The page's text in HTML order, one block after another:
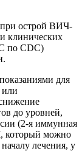
острой ВИЧ-
клинических
по CDC)
для
или
до уровней,
(2-я иммунная
который можно
лечения, у